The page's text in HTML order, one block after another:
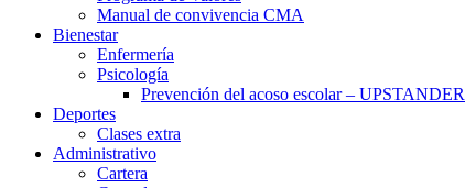
Manual de convivencia CMA
Bienestar
Enfermería
Psicología
Prevención del acoso escolar –
Deportes
Clases extra
Administrativo
Cartera